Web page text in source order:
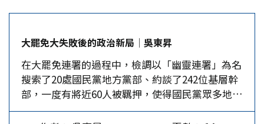
「小藍」，個別立委或支持者可以協助各選區的藍
委，但不必用全黨之力和國民黨綁在一起。也有人
認為，如果太早表態支持國民黨，可能會影響柯文
哲8月初交保的機會。 直到6月下旬，民眾黨內的
「路線之爭」才逐漸清晰，全力支持國民黨反罷的
聲音占上風。6月30日，黃國昌拍板定案，要求全
骨，豈會甘服？就台灣總體形勢分析，沒有正當性
的惡罷必有戰損、必結惡果，民進黨主席賴清德脫
不了責任，必須全部承擔。 戰損一：民進黨、政
府官員和罷團放肆地燃燒反中、抗中情緒，已極大
化了台灣的安全風險。 罷團領銜人曹興誠說，藍
委朝拜中共政治局常委王滬寧後，開始亂法、刪減
大罷免大失敗後的政治新局│吳東昇
在大罷免連署的過程中，檢調以「幽靈連署」為名
搜索了20處國民黨地方黨部、約談了242位基層幹
部，一度有將近60人被羈押，使得國民黨眾多地方
黨部幾乎無法運作反罷免，所以7月26日的開票結